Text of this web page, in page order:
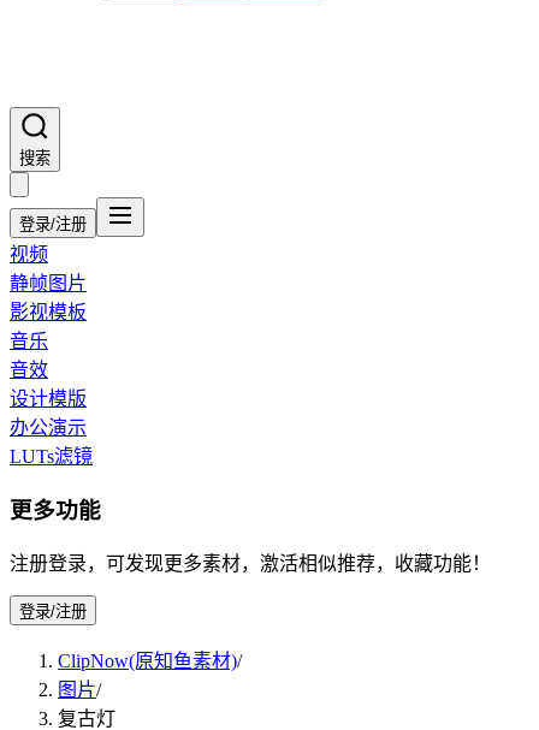
搜索
登录/注册
视频
静帧图片
影视模板
音乐
音效
设计模版
办公演示
LUTs滤镜
更多功能
注册登录，可发现更多素材，激活相似推荐，收藏功能！
登录/注册
ClipNow(原知鱼素材)/
图片/
复古灯